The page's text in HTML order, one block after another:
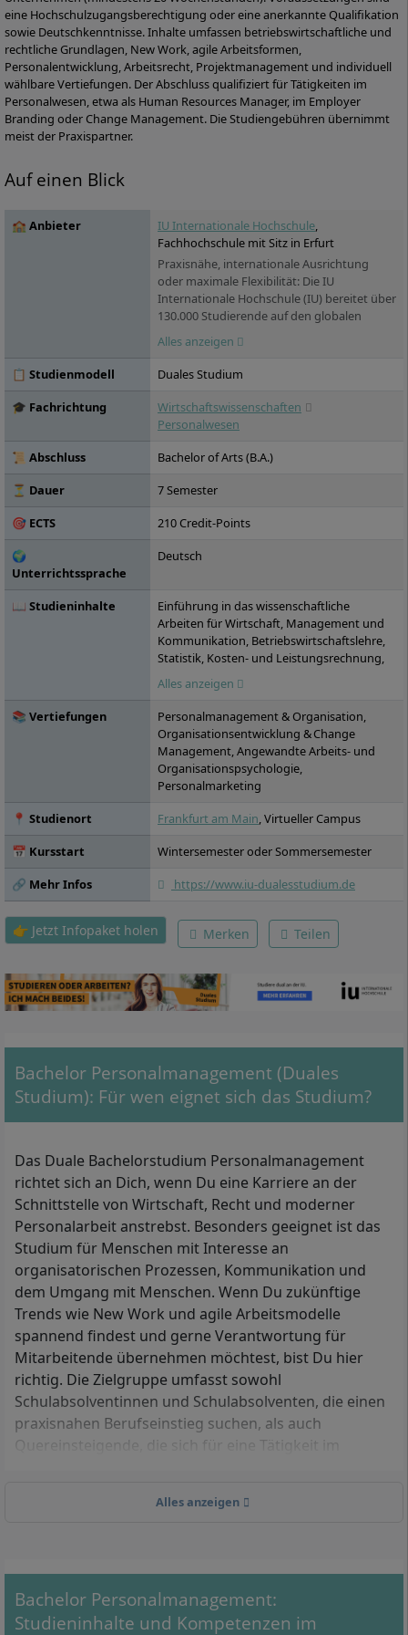
eine Hochschulzugangsberechtigung oder eine anerkannte Qualifikation
sowie Deutschkenntnisse. Inhalte umfassen betriebswirtschaftliche und
rechtliche Grundlagen, New Work, agile Arbeitsformen,
Personalentwicklung, Arbeitsrecht, Projektmanagement und individuell
wählbare Vertiefungen. Der Abschluss qualifiziert für Tätigkeiten im
Personalwesen, etwa als Human Resources Manager, im Employer
Branding oder Change Management. Die Studiengebühren übernimmt
meist der Praxispartner.
Auf einen Blick
🏫 Anbieter IU Internationale Hochschule,
Fachhochschule mit Sitz in Erfurt
Praxisnähe, internationale Ausrichtung
oder maximale Flexibilität: Die IU
Internationale Hochschule (IU) bereitet über
130.000 Studierende auf den globalen
Arbeitsmarkt vor. Sie versammelt unter
ihrem Dach über 100 Studienprogramme,
die in zwei voneinander unabhängigen
das IU Duale Studium sowie das IU
Fernstudium. Die IU bietet den
renommierten Praxispartnern in die
haben bereits erfolgreich mit der IU
Versicherungen oder Motel One. Die IU, die
Städten in Deutschland vertreten.
Alles anzeigen
📋 Studienmodell
Duales Studium
🎓 Fachrichtung
Wirtschaftswissenschaften
Personalwesen
📜 Abschluss
Bachelor of Arts (B.A.)
⏳ Dauer
7 Semester
🎯 ECTS
210 Credit-Points
🌍
Unterrichtssprache
Deutsch
📖 Studieninhalte
Einführung in das wissenschaftliche
Arbeiten für Wirtschaft, Management und
Kommunikation, Betriebswirtschaftslehre,
Statistik, Kosten- und Leistungsrechnung,
Managerial Economics, Arbeitsrecht I:
Begründung des Arbeitsverhältnisses,
Arbeitsrecht II: Leistungsstörungen und
Beendigung des Arbeitsverhältnisses,
Personalwesen, Personalmarketing und -
entwicklung, Empowermentorientierte
Personalbindung, Internationales
Personalmanagement, Grundlagen der
Arbeits- und Organisationspsychologie,
Personalcontrolling und Payroll, Seminar:
Praxisprojekt: Agiles Projektmanagement,
Organisationsentwicklung, Praxisprojekt:
Personalauswahl, Praxisprojekt:
Personalbindung, Praxisprojekt: Trends im
Recruiting, Praxisprojekt: KI-Exzellenz mit
kreativen Prompt-Techniken,
Praxisreflexion 1: Human Resources,
Praxisreflexion 5: Human Resources,
Praxisreflexion 6: Human Resources,
Praxisreflexion 7: Human Resources,
Bachelorarbeit, Kolloquium
Alles anzeigen
📚 Vertiefungen
Personalmanagement & Organisation,
Organisationsentwicklung & Change
Management, Angewandte Arbeits- und
Organisationspsychologie,
Personalmarketing
📍 Studienort
Frankfurt am Main, Virtueller Campus
📅 Kursstart
Wintersemester oder Sommersemester
🔗 Mehr Infos
https://www.iu-dualesstudium.de
👉 Jetzt Infopaket holen Merken Teilen
Bachelor Personalmanagement (Duales
Studium): Für wen eignet sich das Studium?
Das Duale Bachelorstudium Personalmanagement
richtet sich an Dich, wenn Du eine Karriere an der
Schnittstelle von Wirtschaft, Recht und moderner
Personalarbeit anstrebst. Besonders geeignet ist das
Studium für Menschen mit Interesse an
organisatorischen Prozessen, Kommunikation und
dem Umgang mit Menschen. Wenn Du zukünftige
Trends wie New Work und agile Arbeitsmodelle
spannend findest und gerne Verantwortung für
Mitarbeitende übernehmen möchtest, bist Du hier
richtig. Die Zielgruppe umfasst sowohl
Schulabsolventinnen und Schulabsolventen, die einen
praxisnahen Berufseinstieg suchen, als auch
Quereinsteigende, die sich für eine Tätigkeit im
Hochschulzugangsberechtigung:
Allgemeine Hochschulreife (Abitur) oder
Fachhochschulreife oder
Alles anzeigen
Bachelor Personalmanagement:
Studieninhalte und Kompetenzen im